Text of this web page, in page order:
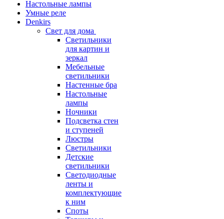
Настольные лампы
Умные реле
Denkirs
Свет для дома
Светильники
для картин и
зеркал
Мебельные
светильники
Настенные бра
Настольные
лампы
Ночники
Подсветка стен
и ступеней
Люстры
Светильники
Детские
светильники
Светодиодные
ленты и
комплектующие
к ним
Споты